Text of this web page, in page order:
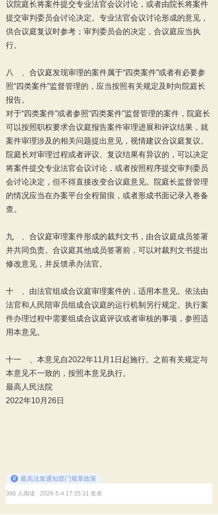
议院庭长将案件提交专业法官会议讨论，或者由院长将案件
提交审判委员会讨论决定。专业法官会议讨论形成的意见，
供合议庭复议时参考；审判委员会的决定，合议庭应当执
行。
八 、合议庭发现审理的案件属于“四类案件”或者有必要参
照“四类案件”监督管理的，应当按照有关规定及时向院庭长
报告。
对于“四类案件”或者参照“四类案件”监督管理的案件，院庭长
可以按照职权要求合议庭报告案件审理进展和评议结果，就
案件审理涉及的相关问题提出意见，视情建议合议庭复议。
院庭长对审理过程或者评议、复议结果有异议的，可以决定
将案件提交专业法官会议讨论，或者按照程序提交审判委员
会讨论决定，但不得直接改变合议庭意见。院庭长监督管理
的情况应当在办案平台全程留痕，或者形成书面记录入卷备
查。
九 、合议庭审理案件形成的裁判文书，由合议庭成员签署
并共同负责。合议庭其他成员签署前，可以对裁判文书提出
修改意见，并反馈承办法官。
十 、由法官组成合议庭审理案件的，适用本意见。依法由
法官和人民陪审员组成合议庭的运行机制另行规定。执行案
件办理过程中需要组成合议庭评议或者审核的事项，参照适
用本意见。
十一 、本意见自2022年11月1日起施行。之前有关规定与
本意见不一致的，按照本意见执行。
最高人民法院
2022年10月26日
# 最高法发通知部门规章政策
386 人阅读 · 2026-5-4 17:35:31 发表